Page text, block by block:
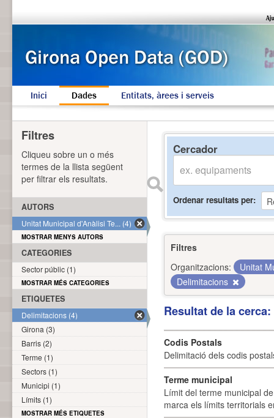
Inici Dades Entitats, àrees i serveis
Cercador
Ordenar resultats per
Filtres
Organitzacions:
Unitat
Delimitacions
Resultat de la
Codis Postals
Delimitació dels codis
Terme municipal
Límit del terme municipal
marca els límits territorials
Filtres
Cliqueu sobre un o més
termes de la llista següent
per filtrar els resultats.
AUTORS
Unitat Municipal d'Anàlisi Te... (4)
MOSTRAR MENYS AUTORS
CATEGORIES
Sector públic (1)
MOSTRAR MÉS CATEGORIES
ETIQUETES
Delimitacions (4)
Girona (3)
Barris (2)
Terme (1)
Sectors (1)
Municipi (1)
Límits (1)
MOSTRAR MÉS ETIQUETES